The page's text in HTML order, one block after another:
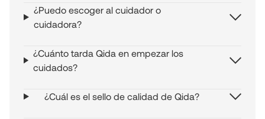
¿Puedo escoger al cuidador o
cuidadora?
¿Cuánto tarda Qida en empezar los
cuidados?
¿Cuál es el sello de calidad de Qida?